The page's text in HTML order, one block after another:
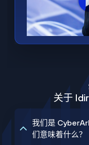
关于
我们是
们意味着什么？